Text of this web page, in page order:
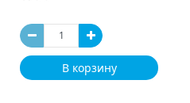
В корзину